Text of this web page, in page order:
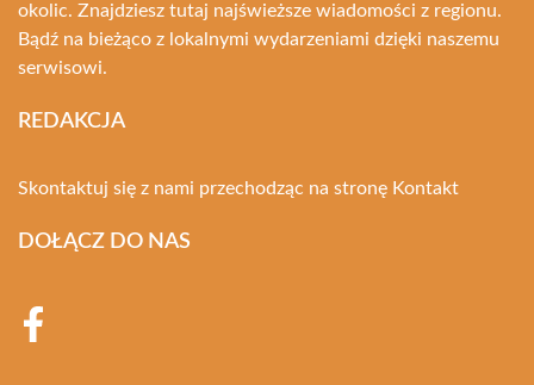
okolic. Znajdziesz tutaj najświeższe wiadomości z regionu.
Bądź na bieżąco z lokalnymi wydarzeniami dzięki naszemu
serwisowi.
REDAKCJA
Skontaktuj się z nami przechodząc na stronę Kontakt
DOŁĄCZ DO NAS